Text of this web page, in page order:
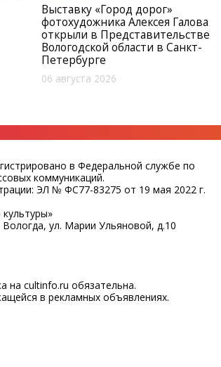
Выставку «Город дорог»
фотохудожника Алексея Галова
открыли в Представительстве
Вологодской области в Санкт-
Петербурге
06 августа 2026
в Федеральной службе по
коммуникаций.
ЭЛ № ФС77-83275 от 19 мая 2022 г.
Вологда, ул. Марии Ульяновой, д.10
на cultinfo.ru обязательна.
в рекламных объявлениях.